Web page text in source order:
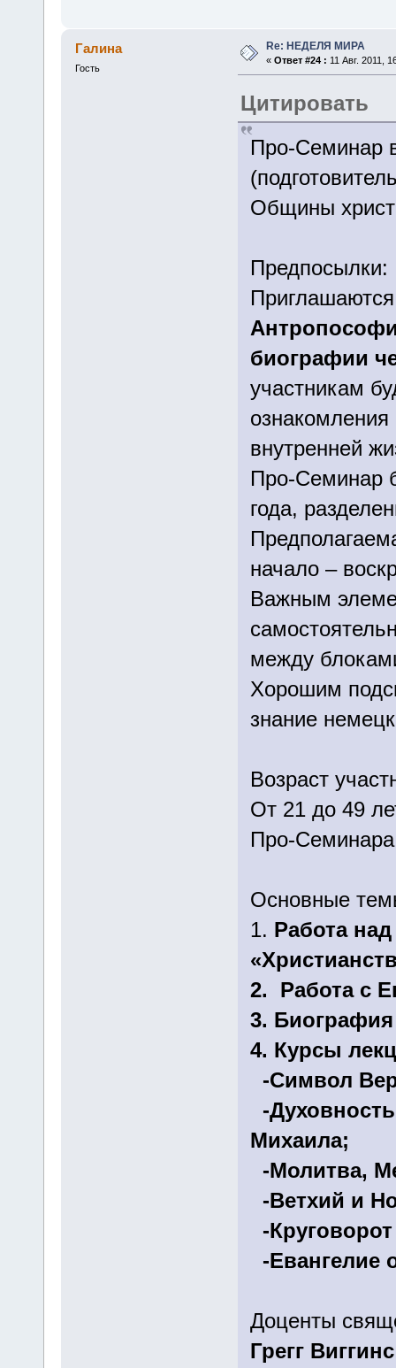
Галина
Гость
Re: НЕДЕЛЯ МИРА
« Ответ #24 : 11 Авг. 2011,
Цитировать
Про-Семинар
Общины
Предпосылки:
биографии
участникам
внутренней
Про-Семинар
года,
начало –
Важным
между
Хорошим
знание
Возраст
От 21 до 49
Про-
Основные
1. Работа
2. Работа с
3.
4. Курсы
-Символ
-
Михаила;
-Молитва,
-Ветхий и
-
-Евангелие
Доценты
Грегг